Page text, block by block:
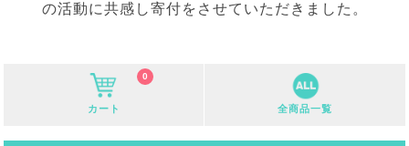
の活動に共感し寄付をさせていただきました。
カート
0
全商品一覧